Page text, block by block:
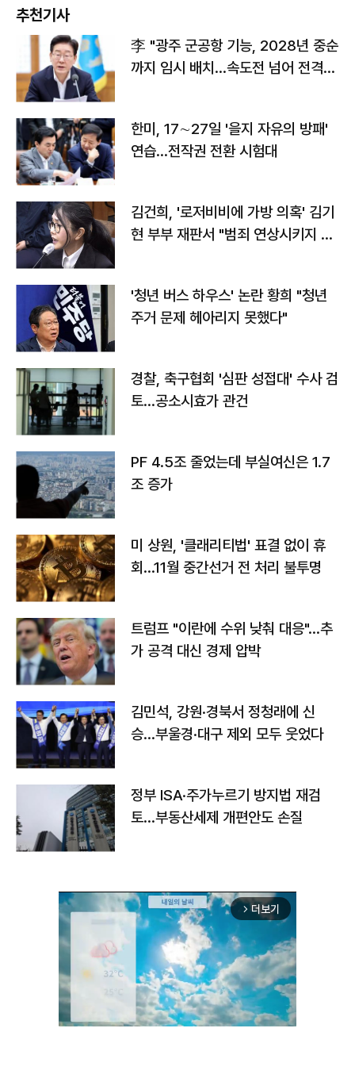
추천기사
李 "광주 군공항 기능, 2028년 중순
까지 임시 배치…속도전 넘어 전격
한미, 17∼27일 '을지 자유의 방패'
연습…전작권 전환 시험대
김건희, '로저비비에 가방 의혹' 김기
현 부부 재판서 "범죄 연상시키지 말
'청년 버스 하우스' 논란 황희 "청년
주거 문제 헤아리지 못했다"
경찰, 축구협회 '심판 성접대' 수사 검
토…공소시효가 관건
PF 4.5조 줄었는데 부실여신은 1.7
조 증가
미 상원, '클래리티법' 표결 없이 휴
회…11월 중간선거 전 처리 불투명
트럼프 "이란에 수위 낮춰 대응"…추
가 공격 대신 경제 압박
김민석, 강원·경북서 정청래에 신
승…부울경·대구 제외 모두 웃었다
정부 ISA·주가누르기 방지법 재검
토…부동산세제 개편안도 손질
arrow_forward_ios 더보기